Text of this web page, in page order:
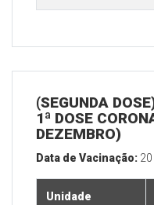
(SEGUNDA
1ª DOSE
DEZEMBRO)
Data de Vacinação:
Unidade